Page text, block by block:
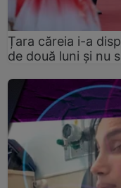
Țara căreia i-a
de două luni și nu